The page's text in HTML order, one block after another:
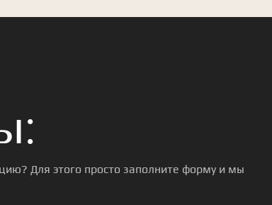
Для этого просто заполните форму и мы